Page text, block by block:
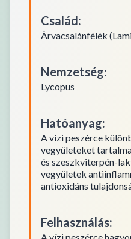
Család:
Árvacsalánfélék
Nemzetség:
Lycopus
Hatóanyag:
A vízi peszérce
vegyületeket
és szeszkviterpén-
vegyületek
antioxidáns
Felhasználás: